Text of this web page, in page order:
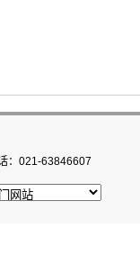
：021-63846607